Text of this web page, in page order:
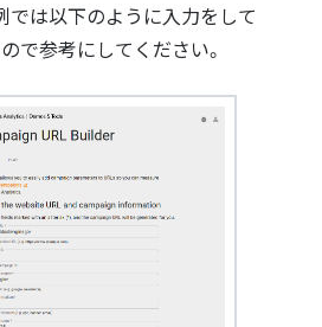
では以下のように入力をして
で参考にしてください。